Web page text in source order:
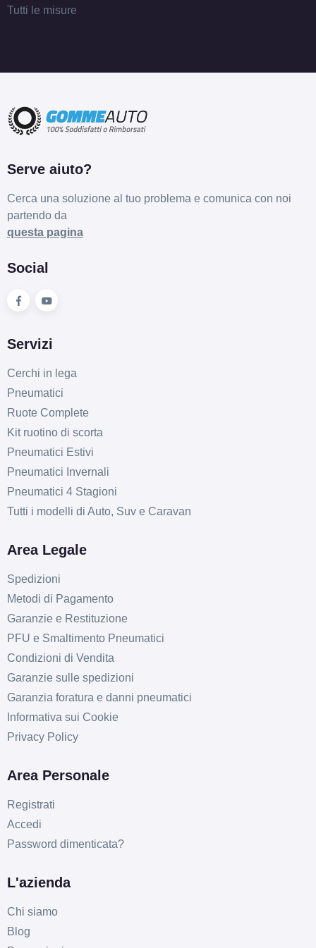
Tutti le misure
Serve aiuto?
Cerca una soluzione al tuo problema e comunica con noi
partendo da
questa pagina
Social
Servizi
Cerchi in lega
Pneumatici
Ruote Complete
Kit ruotino di scorta
Pneumatici Estivi
Pneumatici Invernali
Pneumatici 4 Stagioni
Tutti i modelli di Auto, Suv e Caravan
Area Legale
Spedizioni
Metodi di Pagamento
Garanzie e Restituzione
PFU e Smaltimento Pneumatici
Condizioni di Vendita
Garanzie sulle spedizioni
Garanzia foratura e danni pneumatici
Informativa sui Cookie
Privacy Policy
Area Personale
Registrati
Accedi
Password dimenticata?
L'azienda
Chi siamo
Blog